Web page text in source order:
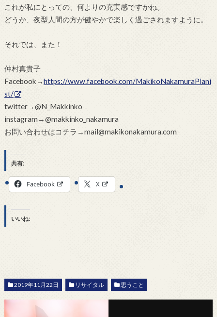
これが私にとっての、何よりの充実感ですかね。
どうか、夜型人間の方が健やかで楽しく過ごされますように。
それでは、また！
仲村真貴子
Facebook→https://www.facebook.com/MakikoNakamuraPiani
st/
twitter→@N_Makkinko
instagram→@makkinko_nakamura
お問い合わせはコチラ→mail@makikonakamura.com
共有:
Facebook X
いいね:
2019年11月22日 リサイタル 思うこと